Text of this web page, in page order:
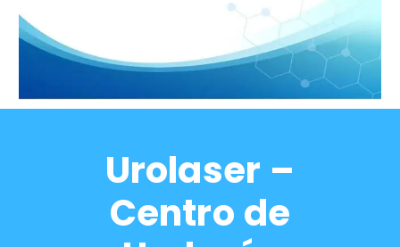
Urolaser –
Centro de